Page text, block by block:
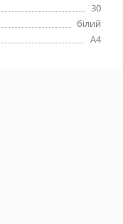
30
білий
А4